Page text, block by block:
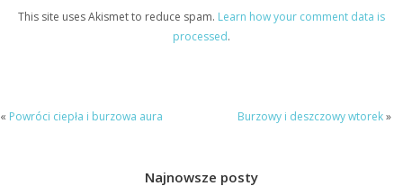
This site uses Akismet to reduce spam. Learn how your comment data is
processed.
« Powróci ciepła i burzowa aura Burzowy i deszczowy wtorek»
Najnowsze posty